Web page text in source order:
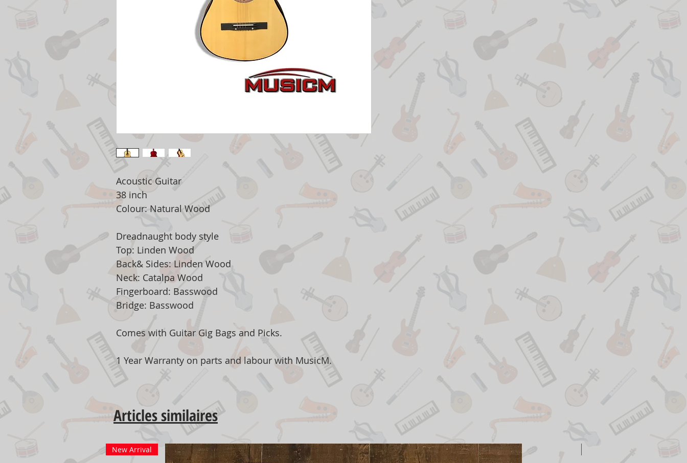
Acoustic Guitar
38 inch
Colour: Natural Wood
Dreadnaught body style
Top: Linden Wood
Back& Sides: Linden Wood
Neck: Catalpa Wood
Fingerboard: Basswood
Bridge: Basswood
Comes with Guitar Gig Bags and Picks.
1 Year Warranty on parts and labour with MusicM.
Articles similaires
New Arrival